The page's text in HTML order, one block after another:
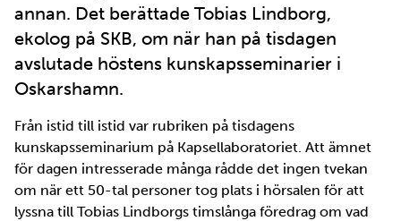
annan. Det berättade Tobias Lindborg,
ekolog på SKB, om när han på tisdagen
avslutade höstens kunskapsseminarier i
Oskarshamn.
Från istid till istid var rubriken på tisdagens
kunskapsseminarium på Kapsellaboratoriet. Att ämnet
för dagen intresserade många rådde det ingen tvekan
om när ett 50-tal personer tog plats i hörsalen för att
lyssna till Tobias Lindborgs timslånga föredrag om vad